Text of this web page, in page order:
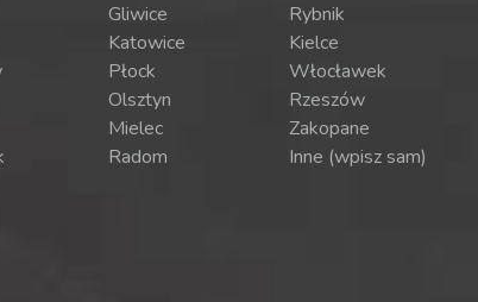
Gliwice
Katowice
Płock
Olsztyn
Mielec
Radom
Rybnik
Kielce
Włocławek
Rzeszów
Zakopane
Inne (wpisz sam)